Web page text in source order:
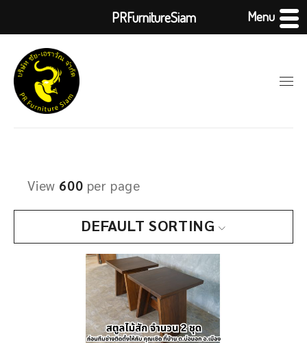
DEFAULT SORTING
View 600 per page
PRFurnitureSiam Menu